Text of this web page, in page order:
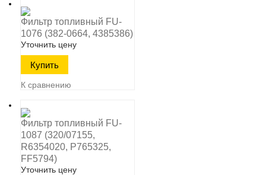
Фильтр топливный FU-
1076 (382-0664, 4385386)
Уточнить цену
К сравнению
Фильтр топливный FU-
1087 (320/07155,
R6354020, P765325,
FF5794)
Уточнить цену